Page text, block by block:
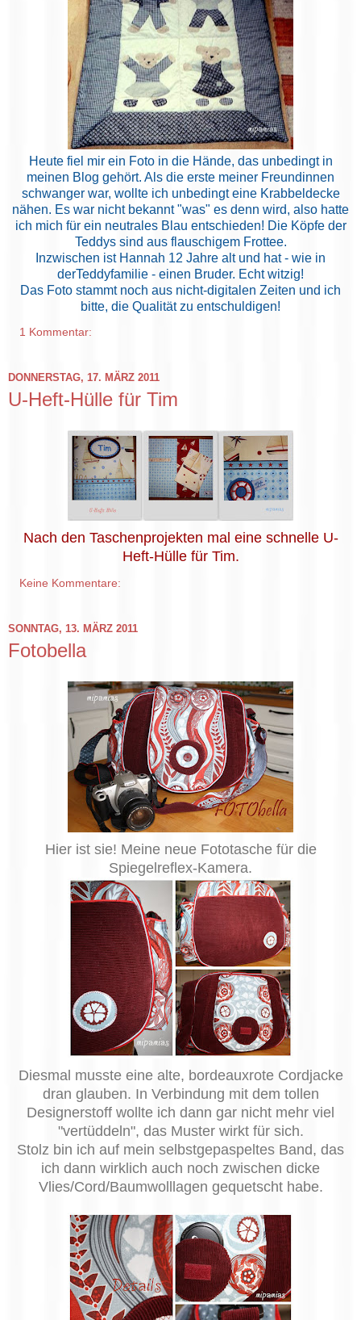
Heute fiel mir ein Foto in die Hände, das unbedingt in
meinen Blog gehört. Als die erste meiner Freundinnen
schwanger war, wollte ich unbedingt eine Krabbeldecke
nähen. Es war nicht bekannt "was" es denn wird, also hatte
ich mich für ein neutrales Blau entschieden! Die Köpfe der
Teddys sind aus flauschigem Frottee.
Inzwischen ist Hannah 12 Jahre alt und hat - wie in
derTeddyfamilie - einen Bruder. Echt witzig!
Das Foto stammt noch aus nicht-digitalen Zeiten und ich
bitte, die Qualität zu entschuldigen!
1 Kommentar:
DONNERSTAG, 17. MÄRZ 2011
U-Heft-Hülle für Tim
Nach den Taschenprojekten mal eine schnelle U-
Heft-Hülle für Tim.
Keine Kommentare:
SONNTAG, 13. MÄRZ 2011
Fotobella
Hier ist sie! Meine neue Fototasche für die
Spiegelreflex-Kamera.
Diesmal musste eine alte, bordeauxrote Cordjacke
dran glauben. In Verbindung mit dem tollen
Designerstoff wollte ich dann gar nicht mehr viel
"vertüddeln", das Muster wirkt für sich.
Stolz bin ich auf mein selbstgepaspeltes Band, das
ich dann wirklich auch noch zwischen dicke
Vlies/Cord/Baumwolllagen gequetscht habe.